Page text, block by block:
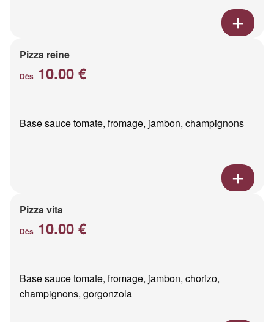
Pizza reine
Dès 10.00 €
Base sauce tomate, fromage, jambon, champignons
Pizza vita
Dès 10.00 €
Base sauce tomate, fromage, jambon, chorizo,
champignons, gorgonzola